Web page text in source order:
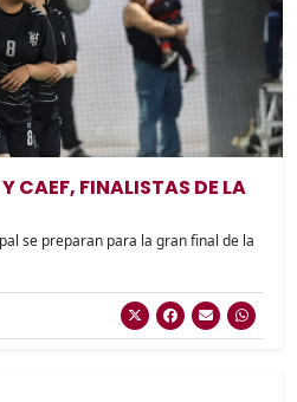
CAEF, FINALISTAS DE LA
se preparan para la gran final de la